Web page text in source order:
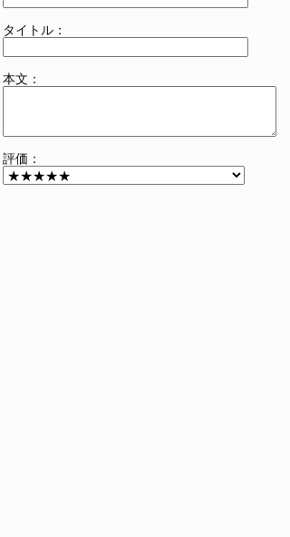
札幌ヤクルト様
☆☆☆☆☆
美人でもあり可愛らしくもあり それ
から感動しかない！ 特にからだの
修治さん様様
何回も遊びたいくらい可愛いです！
おるがいつか様
(04/05)
がとう！ テクニックも申し分ありま
せんでした。 また機会があれば、次
タイトル：
本文：
評価：